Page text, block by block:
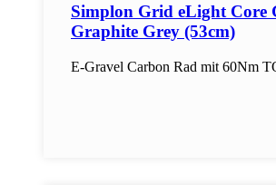
Simplon Grid eLight Core
Graphite Grey (53cm)
E-Gravel Carbon Rad mit 60Nm